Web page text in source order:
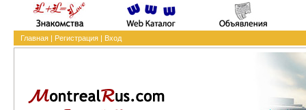
Главная| Регистрация| Вход